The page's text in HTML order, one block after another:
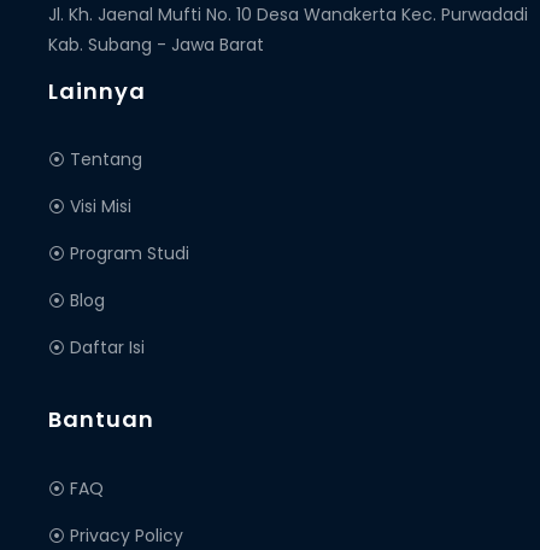
Jl. Kh. Jaenal Mufti No. 10 Desa Wanakerta Kec. Purwadadi
Kab. Subang - Jawa Barat
Lainnya
⦿ Tentang
⦿ Visi Misi
⦿ Program Studi
⦿ Blog
⦿ Daftar Isi
Bantuan
⦿ FAQ
⦿ Privacy Policy